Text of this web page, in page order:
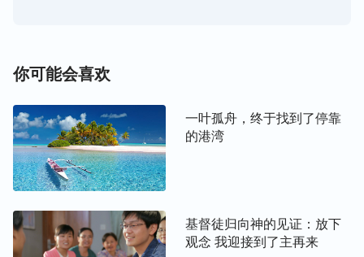
姊妹说：“国度时代神作的是话语审判洁净人的工
作，神发表了人类所需要的一切真理，他的心意、要
求都在他的话语里，我们只要通过读神的话语、经历
神的话语，就能达到认识神、明白神的心意。同时，
在神话语的审判中，我们才能认识到自己被撒但败坏
的事实真相，本性实质是抵挡神与神为敌的，我们才
语实行真理时，生命性情才会有变化。所以只要我们
能够接受真理、实行真理，我们的败坏性情就能得到
你可能会喜欢
一叶孤舟，终于找到了停靠
的港湾
基督徒归向神的见证：放下
观念 我迎接到了主再来